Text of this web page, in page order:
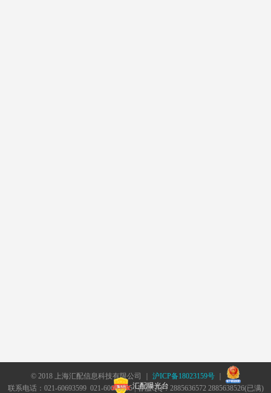
© 2018 上海汇配信息科技有限公司 ｜ 沪ICP备18023159号｜
汇配曝光台
联系电话：021-60693599 021-60693555 | 客服QQ：2885636572 2885638526(已满)